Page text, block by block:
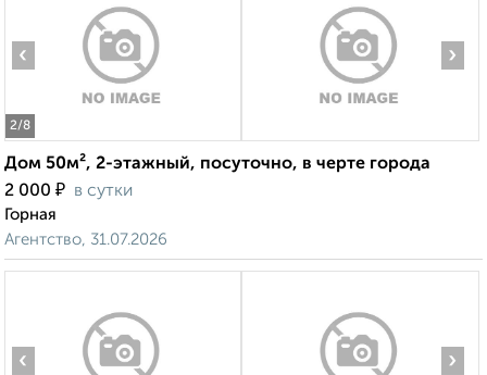
2/8
‹ ›
Дом 50м², 2-этажный, посуточно, в черте города
2 000 ₽ в сутки
Горная
Агентство, 31.07.2026
‹ ›